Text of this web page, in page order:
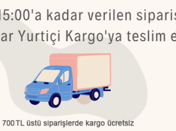
Bu Ürünler de İlginizi Çekebilir